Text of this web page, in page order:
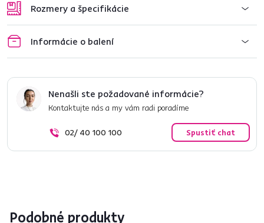
Rozmery a špecifikácie
Informácie o balení
Nenašli ste požadované informácie?
Kontaktujte nás a my vám radi poradíme
02/ 40 100 100 Spustiť chat
Podobné produkty